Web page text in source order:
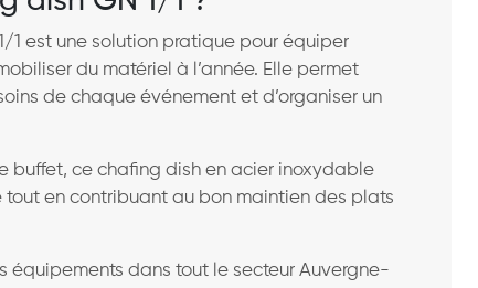
1 est une solution pratique pour équiper
du matériel à l’année. Elle permet
de chaque événement et d’organiser un
buffet, ce chafing dish en acier inoxydable
en contribuant au bon maintien des plats
équipements dans tout le secteur Auvergne-